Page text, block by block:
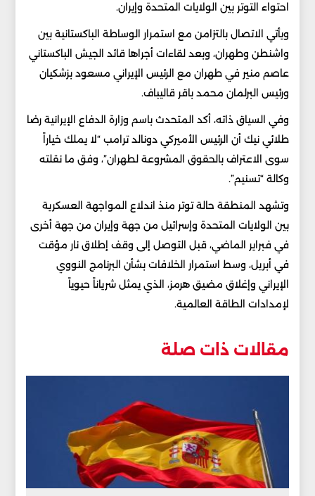
احتواء التوتر بين الولايات المتحدة وإيران.
ويأتي الاتصال بالتزامن مع استمرار الوساطة الباكستانية بين
واشنطن وطهران، وبعد لقاءات أجراها قائد الجيش الباكستاني
عاصم منير في طهران مع الرئيس الإيراني مسعود بزشكيان
ورئيس البرلمان محمد باقر قاليباف.
وفي السياق ذاته، أكد المتحدث باسم وزارة الدفاع الإيرانية رضا
طلائي نيك أن الرئيس الأميركي دونالد ترامب “لا يملك خياراً
سوى الاعتراف بالحقوق المشروعة لطهران”، وفق ما نقلته
وكالة “تسنيم”.
وتشهد المنطقة حالة توتر منذ اندلاع المواجهة العسكرية
بين الولايات المتحدة وإسرائيل من جهة وإيران من جهة أخرى
في فبراير الماضي، قبل التوصل إلى وقف إطلاق نار مؤقت
في أبريل، وسط استمرار الخلافات بشأن البرنامج النووي
الإيراني وإغلاق مضيق هرمز، الذي يمثل شرياناً حيوياً
لإمدادات الطاقة العالمية.
مقالات ذات صلة